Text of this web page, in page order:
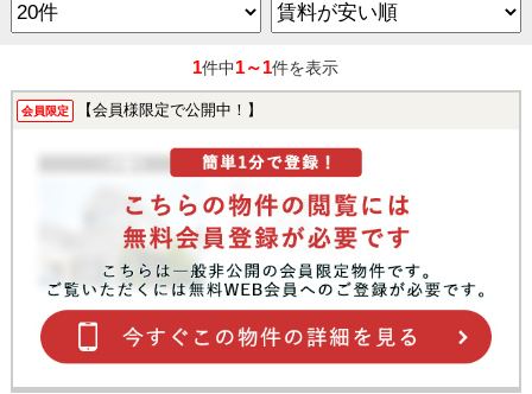
1件中1～1件を表示
会員限定 【会員様限定で公開中！】